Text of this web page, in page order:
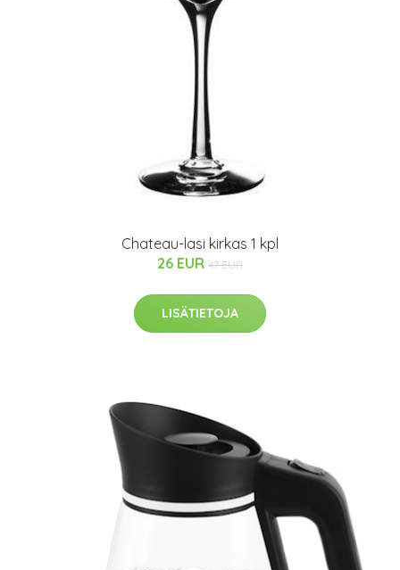
Chateau-lasi kirkas 1 kpl
26 EUR 47 EUR
LISÄTIETOJA